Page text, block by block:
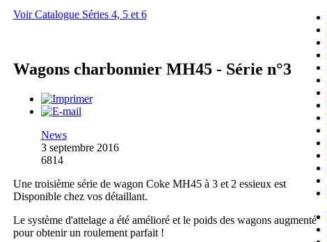
Voir Catalogue Séries 4, 5 et 6
Wagons charbonnier MH45 - Série n°3
News
3 septembre 2016
6814
Une troisième série de wagon Coke MH45 à 3 et 2 essieux est
Disponible chez vos détaillant.
Le système d'attelage a été amélioré et le poids des wagons augmenté
pour obtenir un roulement parfait !